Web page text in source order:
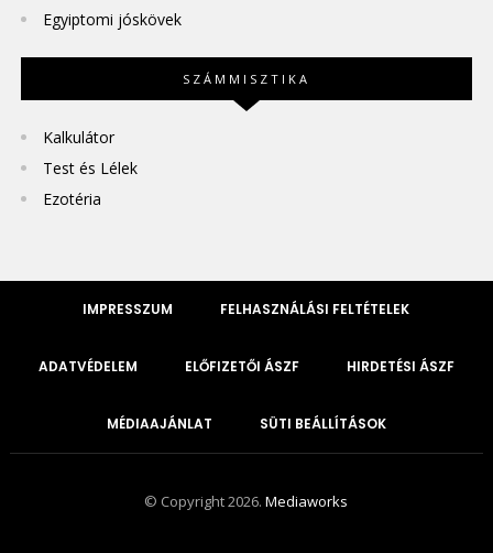
Egyiptomi jóskövek
SZÁMMISZTIKA
Kalkulátor
Test és Lélek
Ezotéria
IMPRESSZUM FELHASZNÁLÁSI FELTÉTELEK
ADATVÉDELEM ELŐFIZETŐI ÁSZF HIRDETÉSI ÁSZF
MÉDIAAJÁNLAT SÜTI BEÁLLÍTÁSOK
© Copyright 2026.Mediaworks